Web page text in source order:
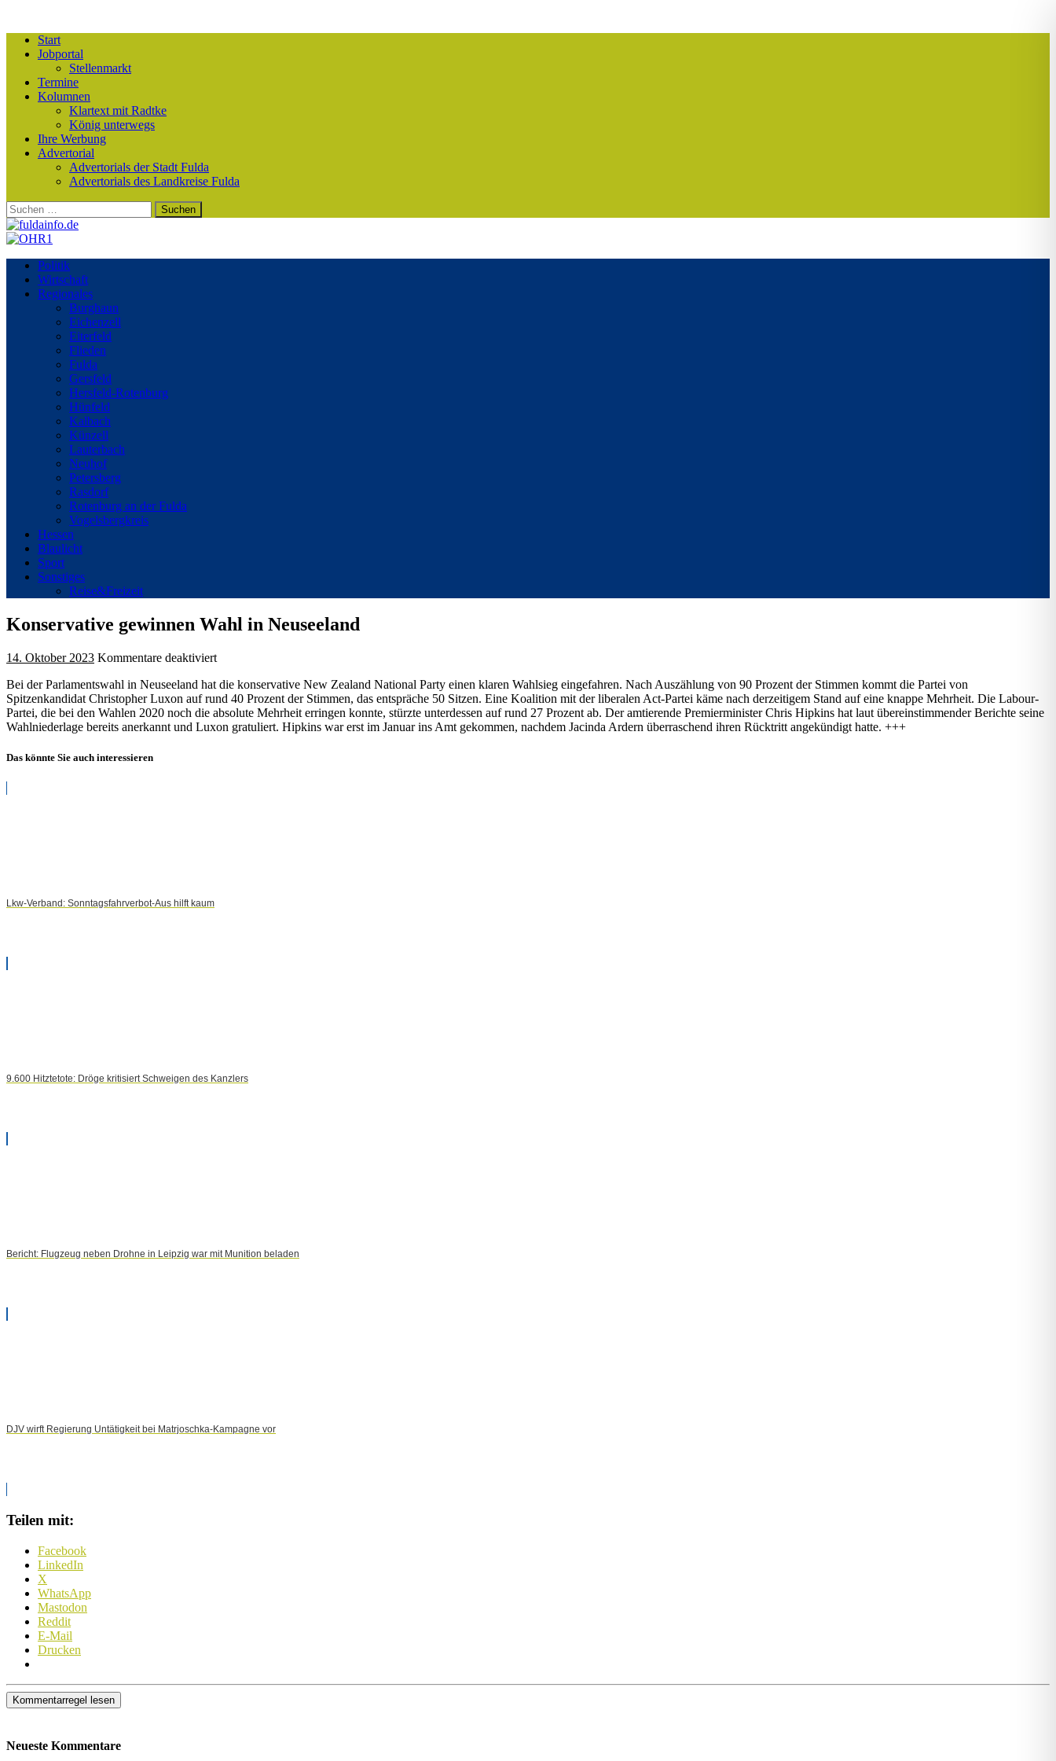
Start
Jobportal
Stellenmarkt
Termine
Kolumnen
Klartext mit Radtke
König unterwegs
Ihre Werbung
Advertorial
Advertorials der Stadt Fulda
Advertorials des Landkreise Fulda
Suchen
nach:
Politik
Wirtschaft
Regionales
Burghaun
Eichenzell
Eiterfeld
Flieden
Fulda
Gersfeld
Hersfeld-Rotenburg
Hünfeld
Kalbach
Künzell
Lauterbach
Neuhof
Petersberg
Rasdorf
Rotenburg an der Fulda
Vogelsbergkreis
Hessen
Blaulicht
Sport
Sonstiges
Reise&Freizeit
Konservative gewinnen Wahl in Neuseeland
14. Oktober 2023 Kommentare deaktiviertfür
gewinnen
Wahl
in
Neuseeland
Bei der Parlamentswahl in Neuseeland hat die konservative New Zealand National Party einen klaren Wahlsieg eingefahren. Nach Auszählung von 90 Prozent der Stimmen kommt die Partei von
Spitzenkandidat Christopher Luxon auf rund 40 Prozent der Stimmen, das entspräche 50 Sitzen. Eine Koalition mit der liberalen Act-Partei käme nach derzeitigem Stand auf eine knappe Mehrheit. Die Labour-
Partei, die bei den Wahlen 2020 noch die absolute Mehrheit erringen konnte, stürzte unterdessen auf rund 27 Prozent ab. Der amtierende Premierminister Chris Hipkins hat laut übereinstimmender Berichte seine
Wahlniederlage bereits anerkannt und Luxon gratuliert. Hipkins war erst im Januar ins Amt gekommen, nachdem Jacinda Ardern überraschend ihren Rücktritt angekündigt hatte. +++
Das könnte Sie auch interessieren
Lkw-Verband: Sonntagsfahrverbot-Aus hilft kaum
9.600 Hitztetote: Dröge kritisiert Schweigen des Kanzlers
Bericht: Flugzeug neben Drohne in Leipzig war mit Munition beladen
DJV wirft Regierung Untätigkeit bei Matrjoschka-Kampagne vor
Teilen mit:
Facebook
LinkedIn
X
WhatsApp
Mastodon
Reddit
E-Mail
Drucken
Kommentarregel lesen
Neueste Kommentare